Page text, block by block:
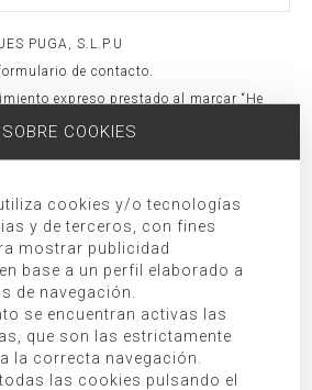
PUGA, S.L.P.U
de contacto.
expreso prestado al marcar “He
de privacidad”.
oposición, limitación, así como
recogidos en la información
Puede consultar información adicional en
COOKIES
cookies y/o tecnologías
y de terceros, con fines
mostrar publicidad
base a un perfil elaborado a
de navegación.
se encuentran activas las
que son las estrictamente
la correcta navegación.
las cookies pulsando el